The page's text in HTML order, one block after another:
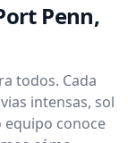
Penn,
todos. Cada
intensas, sol
equipo conoce